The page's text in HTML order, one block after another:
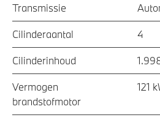
Transmissie
Cilinderaantal 4
Cilinderinhoud
Vermogen
brandstofmotor
121